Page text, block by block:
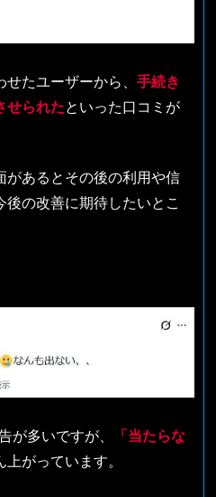
せたユーザーから、手続き
せられたといった口コミが
があるとその後の利用や信
の改善に期待したいとこ
が多いですが、
「当たらな
上がっています。